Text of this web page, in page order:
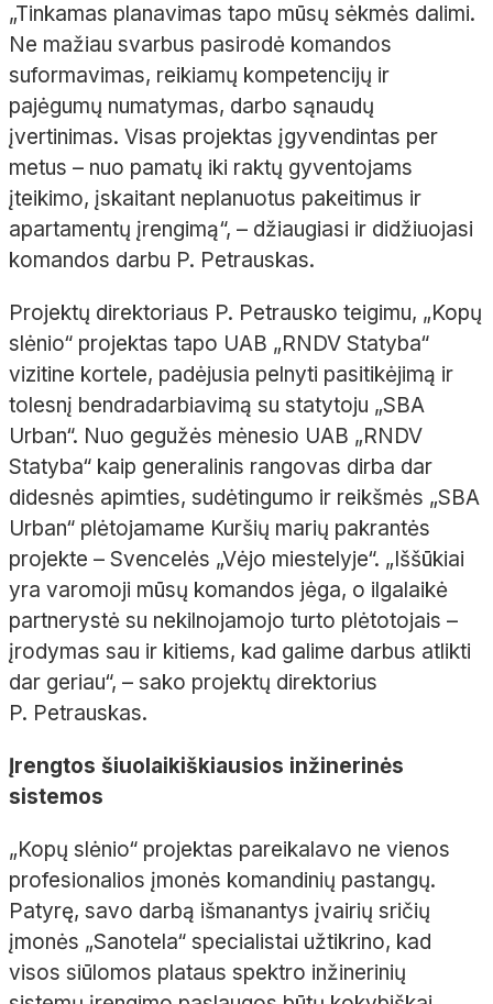
„Tinkamas planavimas tapo mūsų sėkmės dalimi.
Ne mažiau svarbus pasirodė komandos
suformavimas, reikiamų kompetencijų ir
pajėgumų numatymas, darbo sąnaudų
įvertinimas. Visas projektas įgyvendintas per
metus – nuo pamatų iki raktų gyventojams
įteikimo, įskaitant neplanuotus pakeitimus ir
apartamentų įrengimą“, – džiaugiasi ir didžiuojasi
komandos darbu P. Petrauskas.
Projektų direktoriaus P. Petrausko teigimu, „Kopų
slėnio“ projektas tapo UAB „RNDV Statyba“
vizitine kortele, padėjusia pelnyti pasitikėjimą ir
tolesnį bendradarbiavimą su statytoju „SBA
Urban“. Nuo gegužės mėnesio UAB „RNDV
Statyba“ kaip generalinis rangovas dirba dar
didesnės apimties, sudėtingumo ir reikšmės „SBA
Urban“ plėtojamame Kuršių marių pakrantės
projekte – Svencelės „Vėjo miestelyje“. „Iššūkiai
yra varomoji mūsų komandos jėga, o ilgalaikė
partnerystė su nekilnojamojo turto plėtotojais –
įrodymas sau ir kitiems, kad galime darbus atlikti
dar geriau“, – sako projektų direktorius
P. Petrauskas.
Įrengtos šiuolaikiškiausios inžinerinės
sistemos
„Kopų slėnio“ projektas pareikalavo ne vienos
profesionalios įmonės komandinių pastangų.
Patyrę, savo darbą išmanantys įvairių sričių
įmonės „Sanotela“ specialistai užtikrino, kad
visos siūlomos plataus spektro inžinerinių